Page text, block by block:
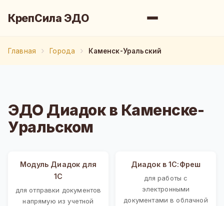
КрепСила ЭДО
Главная Города Каменск-Уральский
ЭДО Диадок в Каменске-
Уральском
Модуль Диадок для
1С
для отправки документов
напрямую из учетной
Диадок в 1С:Фреш
для работы с
электронными
документами в облачной